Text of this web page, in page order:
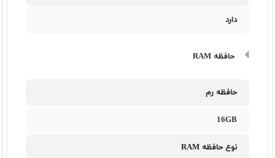
دارد
حافظه RAM
حافظه رم
16GB
نوع حافظه RAM